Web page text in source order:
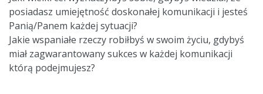
posiadasz umiejętność doskonałej komunikacji i jesteś
Panią/Panem każdej sytuacji?
Jakie wspaniałe rzeczy robiłbyś w swoim życiu, gdybyś
miał zagwarantowany sukces w każdej komunikacji
którą podejmujesz?